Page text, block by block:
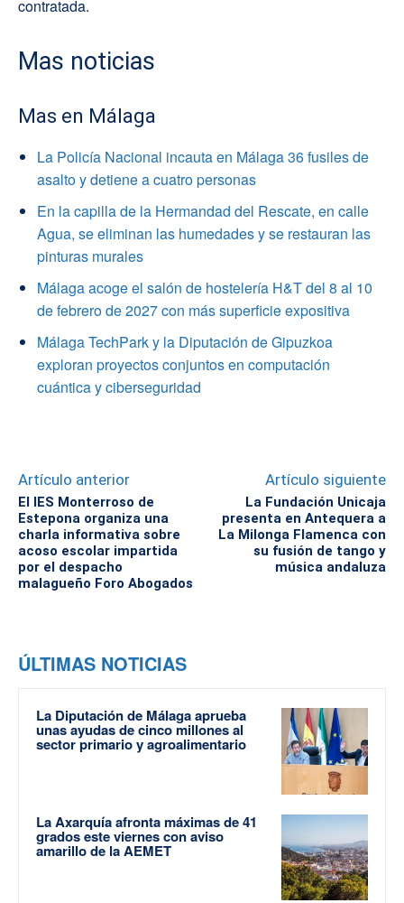
contratada.
Mas noticias
Mas en Málaga
La Policía Nacional incauta en Málaga 36 fusiles de
asalto y detiene a cuatro personas
En la capilla de la Hermandad del Rescate, en calle
Agua, se eliminan las humedades y se restauran las
pinturas murales
Málaga acoge el salón de hostelería H&T del 8 al 10
de febrero de 2027 con más superficie expositiva
Málaga TechPark y la Diputación de Gipuzkoa
exploran proyectos conjuntos en computación
cuántica y ciberseguridad
Artículo anterior
El IES Monterroso de
Estepona organiza una
charla informativa sobre
acoso escolar impartida
por el despacho
malagueño Foro Abogados
Artículo siguiente
La Fundación Unicaja
presenta en Antequera a
La Milonga Flamenca con
su fusión de tango y
música andaluza
ÚLTIMAS NOTICIAS
La Diputación de Málaga aprueba
unas ayudas de cinco millones al
sector primario y agroalimentario
La Axarquía afronta máximas de 41
grados este viernes con aviso
amarillo de la AEMET